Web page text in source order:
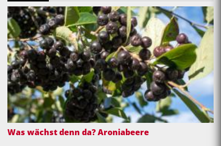
Was wächst denn da? Aroniabeere